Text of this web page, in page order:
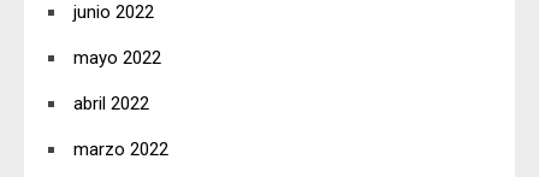
junio 2022
mayo 2022
abril 2022
marzo 2022